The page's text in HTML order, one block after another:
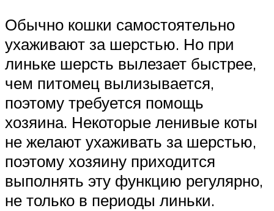
Обычно кошки самостоятельно
ухаживают за шерстью. Но при
линьке шерсть вылезает быстрее,
чем питомец вылизывается,
поэтому требуется помощь
хозяина. Некоторые ленивые коты
не желают ухаживать за шерстью,
поэтому хозяину приходится
выполнять эту функцию регулярно,
не только в периоды линьки.